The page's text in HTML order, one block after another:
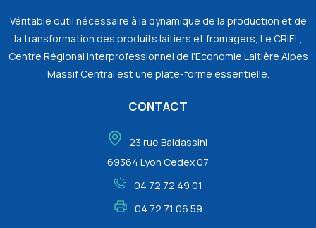
Véritable outil nécessaire à la dynamique de la production et de
la transformation des produits laitiers et fromagers, Le CRIEL,
Centre Régional Interprofessionnel de l'Economie Laitière Alpes
Massif Central est une plate-forme essentielle.
CONTACT
23 rue Baldassini
69364 Lyon Cedex 07
04 72 72 49 01
04 72 71 06 59